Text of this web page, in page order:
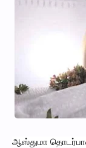
ஆஸ்துமா